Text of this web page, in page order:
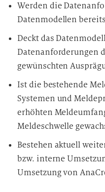
Werden die
Datenmodellen
Deckt das
Datenanforderungen
gewünschten
Ist die bestehende
Systemen und
erhöhten
Meldeschwelle
Bestehen aktuell
bzw. interne
Umsetzung von